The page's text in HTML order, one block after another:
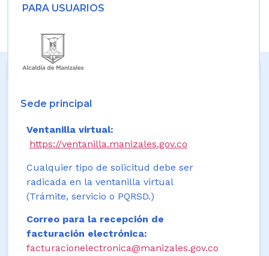
PARA USUARIOS
Sede principal
Ventanilla virtual:
https://ventanilla.manizales.gov.co
Cualquier tipo de solicitud debe ser
radicada en la ventanilla virtual
(Trámite, servicio o PQRSD.)
Correo para la recepción de
facturación electrónica:
facturacionelectronica@manizales.gov.co